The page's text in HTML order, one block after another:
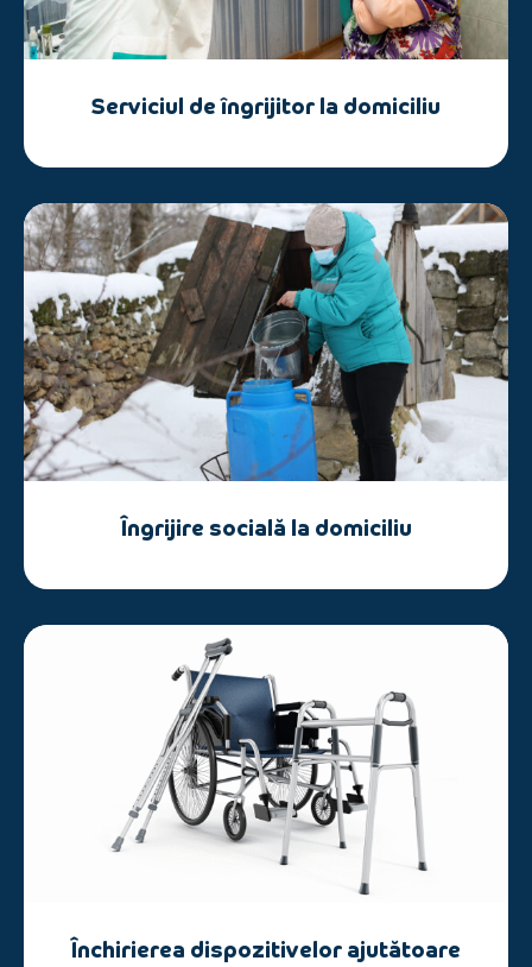
Serviciul de îngrijitor la domiciliu
Îngrijire socială la domiciliu
Închirierea dispozitivelor ajutătoare